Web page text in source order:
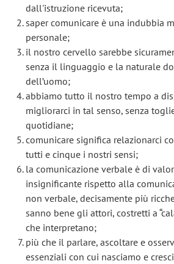
dall'istruzione ricevuta;
saper comunicare è una indubbia
personale;
il nostro cervello sarebbe
senza il linguaggio e la naturale
dell’uomo;
abbiamo tutto il nostro tempo a
migliorarci in tal senso, senza
quotidiane;
comunicare significa relazionarci
tutti e cinque i nostri sensi;
la comunicazione verbale è di
insignificante rispetto alla
non verbale, decisamente più
sanno bene gli attori, costretti a
che interpretano;
più che il parlare, ascoltare e
essenziali con cui nasciamo e